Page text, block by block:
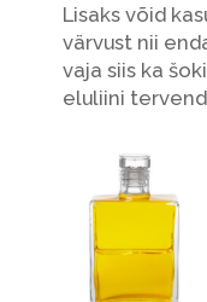
Lisaks võid
värvust nii
vaja siis ka
eluliini